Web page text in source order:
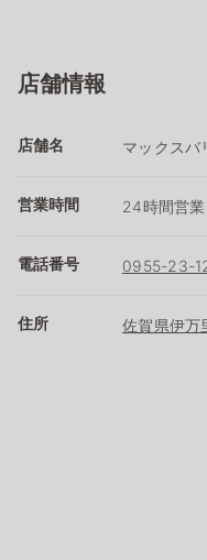
店舗情報
店舗名 マックスバ
営業時間 24時間営業
電話番号 0955-23-
住所 佐賀県伊万